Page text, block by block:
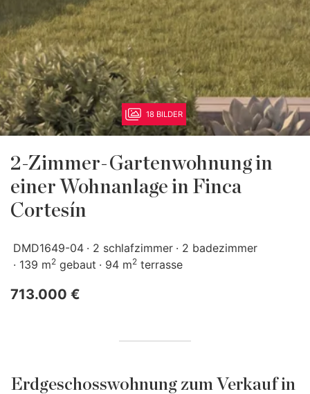
18 BILDER
2-Zimmer-Gartenwohnung in
einer Wohnanlage in Finca
Cortesín
DMD1649-04 2 schlafzimmer
2 badezimmer
139 m2 gebaut 94 m2 terrasse
713.000 €
Erdgeschosswohnung zum Verkauf in